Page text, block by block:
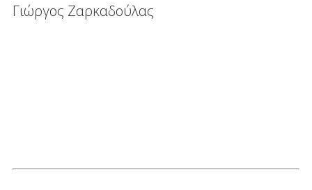
Γιώργος Ζαρκαδούλας